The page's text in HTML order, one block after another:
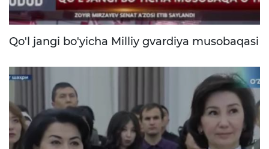
Qo'l jangi bo'yicha Milliy gvardiya musobaqasi